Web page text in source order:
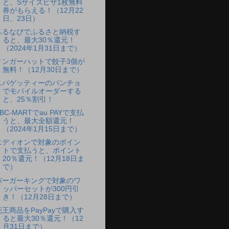
と、Sサイズピザ1枚無料
券がもらえる！（12月22
日、23日）
るなびでふるさと納税す
ると、最大30％還元！
（2024年1月31日まで）
ンガーハットで餃子3個が
無料！（12月30日まで）
パゲッティーのパンチョ
でモバイルオーダーする
と、25％割引！
MARTでau PAYで支払
うと、最大全額還元！
（2024年1月15日まで）
ディオンで対象のポイン
トで支払うと、ポイント
20％還元！（12月18日ま
で）
ーガーキングで対象のワ
ッパーセットが300円引
き！（12月28日まで）
王商品をPayPayで購入す
ると最大30％還元！（12
月31日まで）